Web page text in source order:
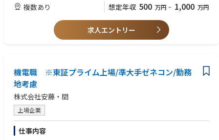
複数あり 想定年収 500 万円 ~ 1,000 万円
求人エントリー
機電職 ※東証プライム上場/準大手ゼネコン/勤務
地考慮
株式会社安藤・間
上場企業
仕事内容